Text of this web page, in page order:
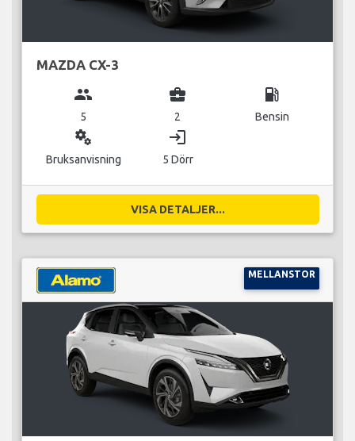
MAZDA CX-3
group
5
business_center
2
local_gas_station
Bensin
miscellaneous_services
Bruksanvisning
login
5 Dörr
VISA DETALJER...
MELLANSTOR